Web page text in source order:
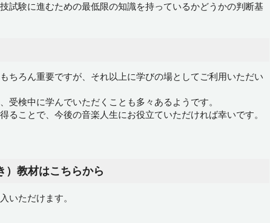
試験に進むための最低限の知識を持っているかどうかの判断基
ちろん重要ですが、それ以上に学びの場としてご利用いただい
受検中に学んでいただくことも多々あるようです。
ることで、今後の音楽人生にお役立ていただければ幸いです。
）教材はこちらから
いただけます。